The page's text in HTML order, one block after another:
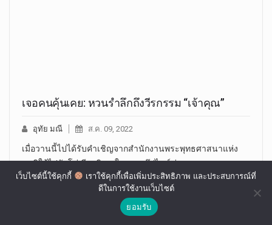
เจอคนคุ้นเคย: หวนรำลึกถึงวีรกรรม “เจ้าคุณ”
อุทัย มณี ส.ค. 09, 2022
เมื่อวานนี้ไปได้รับคำเชิญจากสำนักงานพระพุทธศาสนาแห่ง
ชาติให้ไปรับโล่เกียรติคุณในนามเว๊ปไซต์ข่าว…
เว็บไซต์นี้ใช้คุกกี้
เราใช้คุกกี้เพื่อเพิ่มประสิทธิภาพ และประสบการณ์ที่
ดีในการใช้งานเว็บไซต์
ยอมรับ